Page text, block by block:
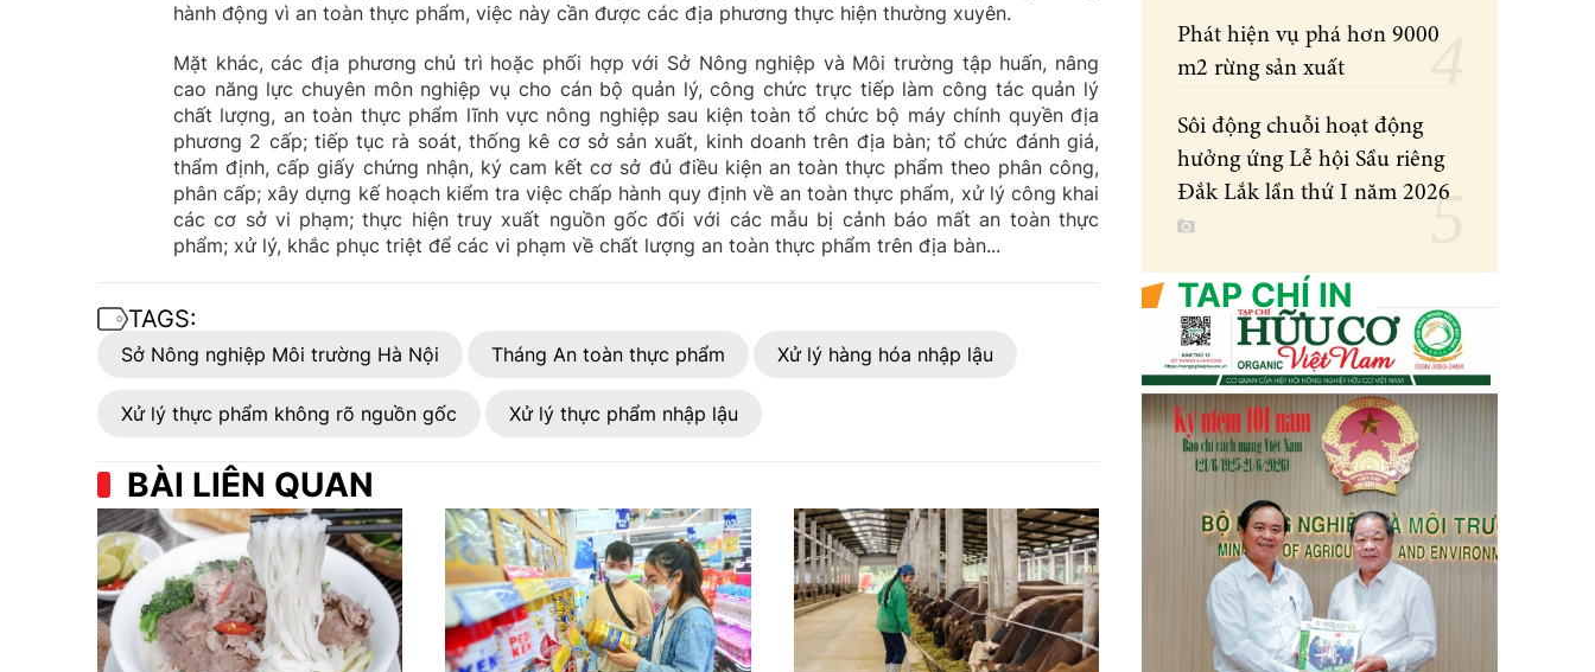
hành động vì an toàn thực phẩm, việc này cần được các địa phương thực hiện thường xuyên.
Mặt khác, các địa phương chủ trì hoặc phối hợp với Sở Nông nghiệp và Môi trường tập huấn, nâng
cao năng lực chuyên môn nghiệp vụ cho cán bộ quản lý, công chức trực tiếp làm công tác quản lý
chất lượng, an toàn thực phẩm lĩnh vực nông nghiệp sau kiện toàn tổ chức bộ máy chính quyền địa
phương 2 cấp; tiếp tục rà soát, thống kê cơ sở sản xuất, kinh doanh trên địa bàn; tổ chức đánh giá,
thẩm định, cấp giấy chứng nhận, ký cam kết cơ sở đủ điều kiện an toàn thực phẩm theo phân công,
phân cấp; xây dựng kế hoạch kiểm tra việc chấp hành quy định về an toàn thực phẩm, xử lý công khai
các cơ sở vi phạm; thực hiện truy xuất nguồn gốc đối với các mẫu bị cảnh báo mất an toàn thực
phẩm; xử lý, khắc phục triệt để các vi phạm về chất lượng an toàn thực phẩm trên địa bàn...
TAGS:
Sở Nông nghiệp Môi trường Hà Nội Tháng An toàn thực phẩm Xử lý hàng hóa nhập lậu
Xử lý thực phẩm không rõ nguồn gốc Xử lý thực phẩm nhập lậu
BÀI LIÊN QUAN
Phát hiện vụ phá hơn 9000
m2 rừng sản xuất
Sôi động chuỗi hoạt động
hưởng ứng Lễ hội Sầu riêng
Đắk Lắk lần thứ I năm 2026
TẠP CHÍ IN